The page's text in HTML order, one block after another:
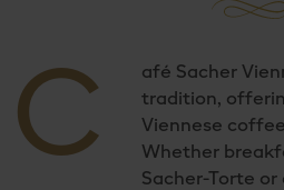
C
afé Sacher
tradition,
Viennese
Whether
Sacher-Torte